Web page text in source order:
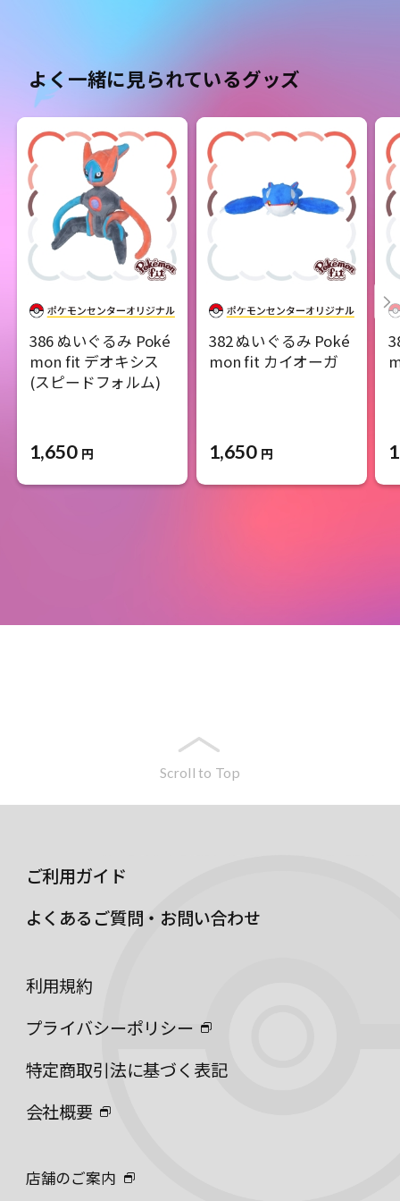
よく一緒に見られているグッズ
386 ぬいぐるみ Poké
mon fit デオキシス
(スピードフォルム)
1,650 円
382 ぬいぐるみ Poké
mon fit カイオーガ
1,650 円
Scroll to Top
ご利用ガイド
よくあるご質問・お問い合わせ
利用規約
プライバシーポリシー
特定商取引法に基づく表記
会社概要
店舗のご案内